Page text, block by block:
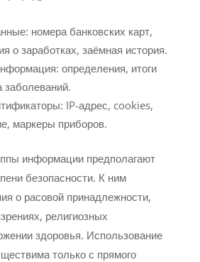
номера банковских карт,
о заработках, заёмная история.
определения, итоги
заболеваний.
IP-адрес, cookies,
маркеры приборов.
информации предполагают
безопасности. К ним
о расовой принадлежности,
религиозных
здоровья. Использование
только с прямого